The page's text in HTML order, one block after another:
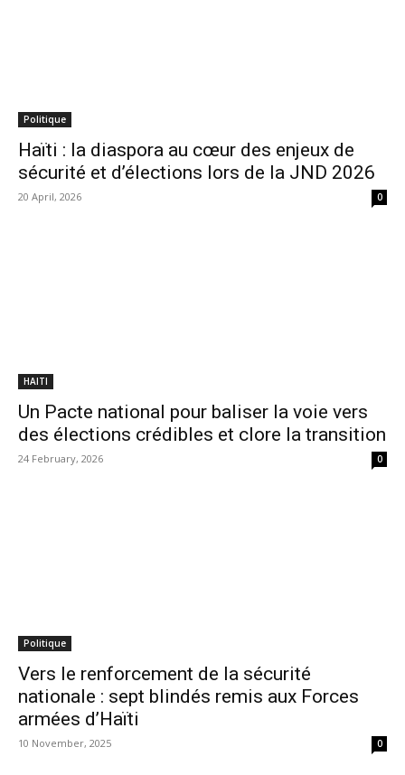
Politique
Haïti : la diaspora au cœur des enjeux de
sécurité et d’élections lors de la JND 2026
20 April, 2026 0
HAITI
Un Pacte national pour baliser la voie vers
des élections crédibles et clore la transition
24 February, 2026 0
Politique
Vers le renforcement de la sécurité
nationale : sept blindés remis aux Forces
armées d’Haïti
10 November, 2025 0